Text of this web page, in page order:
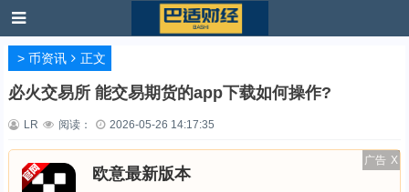
> 币资讯 正文
必火交易所 能交易期货的app下载如何操作?
LR 阅读： 2026-05-26 14:17:35
广告 X
欧意最新版本